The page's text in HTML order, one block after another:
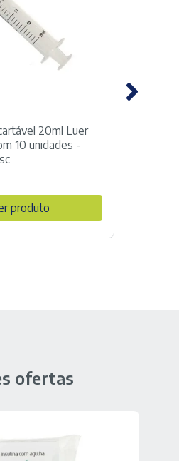
20ml Luer
10 unidades -
produto
ofertas